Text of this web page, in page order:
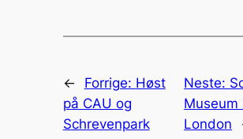
← Forrige: Høst
på CAU og
Schrevenpark
Neste:
Museum
London